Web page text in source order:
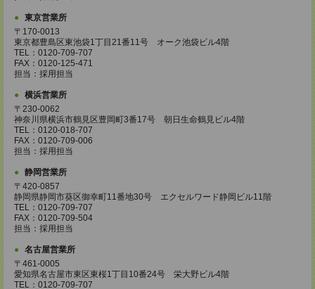
東京営業所
〒170-0013
東京都豊島区東池袋1丁目21番11号 オーク池袋ビル4階
TEL：0120-709-707
FAX：0120-125-471
担当：採用担当
横浜営業所
〒230-0062
神奈川県横浜市鶴見区豊岡町3番17号 朝日生命鶴見ビル4階
TEL：0120-018-707
FAX：0120-709-006
担当：採用担当
静岡営業所
〒420-0857
静岡県静岡市葵区御幸町11番地30号 エクセルワード静岡ビル11階
TEL：0120-709-707
FAX：0120-709-504
担当：採用担当
名古屋営業所
〒461-0005
愛知県名古屋市東区東桜1丁目10番24号 栄大野ビル4階
TEL：0120-709-707